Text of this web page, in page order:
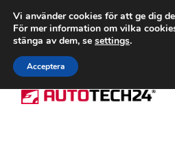
FRAKT
Ring 766 924 713
Hoppa
till
Hoppa
till
Vi använder cookies för att ge dig
För mer information om vilka
stänga av dem, se settings.
Acceptera